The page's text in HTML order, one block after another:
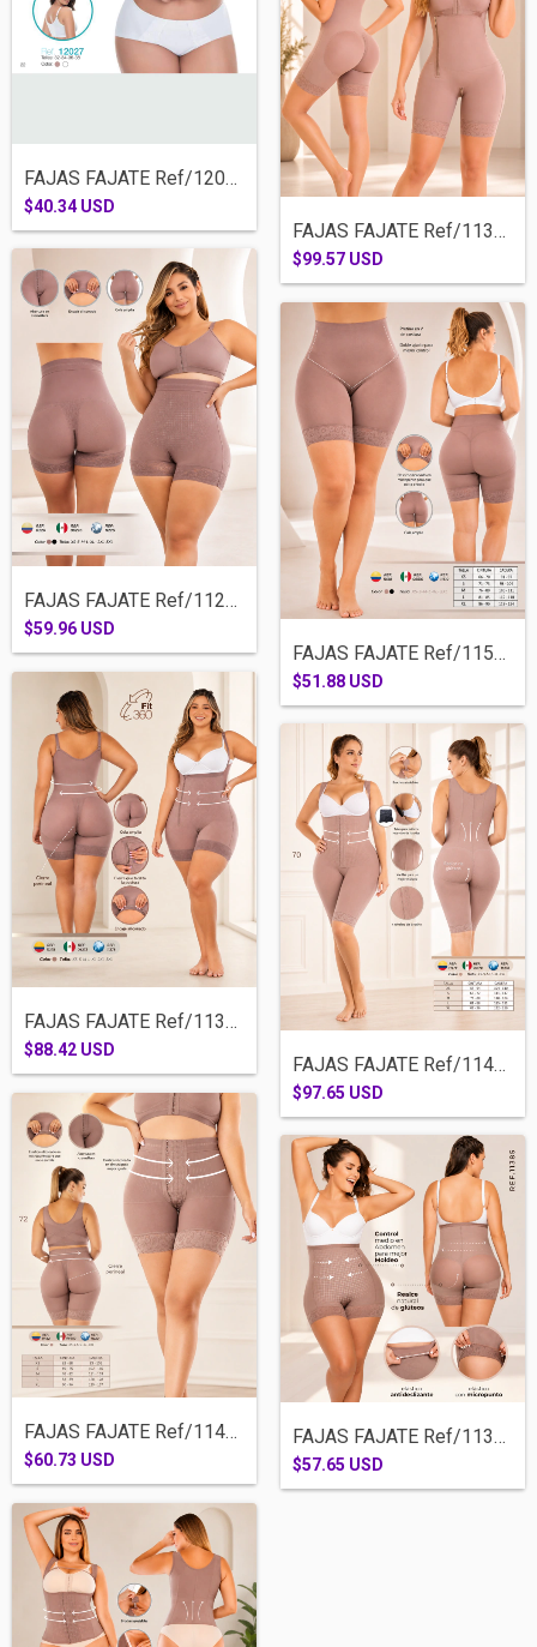
FAJAS FAJATE Ref/12027- BRASIER POSTQUIR...
$40.34 USD
FAJAS FAJATE Ref/11226-COSTILLERO CACHET...
$59.96 USD
FAJAS FAJATE Ref/11375-MEDIA PIERNA BRAS...
$99.57 USD
FAJAS FAJATE Ref/11378-MEDIA PIERNA SISA...
$88.42 USD
FAJAS FAJATE Ref/11510-PANTY SHORT INVIS...
$51.88 USD
FAJAS FAJATE Ref/11482-COSTILLERO MEDIA...
$60.73 USD
FAJAS FAJATE Ref/11478-RODILLA TIRA ANCH...
$97.65 USD
FAJAS FAJATE Ref/11385 -COSTILLERO CACHE...
$57.65 USD